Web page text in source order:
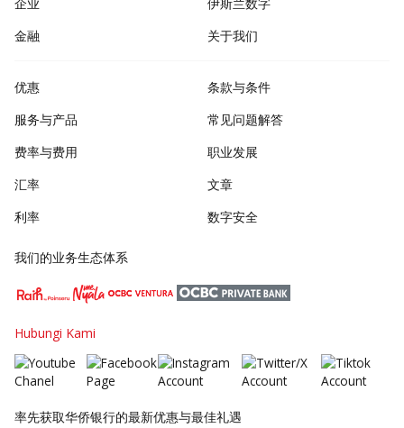
金融
关于我们
优惠
服务与产品
费率与费用
汇率
利率
条款与条件
常见问题解答
职业发展
文章
数字安全
我们的业务生态体系
Hubungi Kami
率先获取华侨银行的最新优惠与最佳礼遇